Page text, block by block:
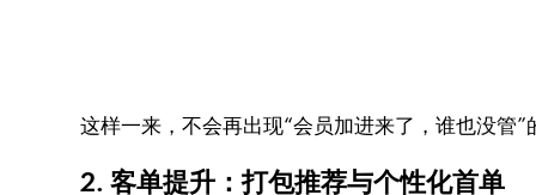
这样一来，不会再出现“会员加进来了，谁也没管”
2. 客单提升：打包推荐与个性化首单